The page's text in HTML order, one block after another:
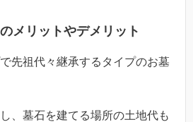
メリットやデメリット
先祖代々継承するタイプのお墓
、墓石を建てる場所の土地代も